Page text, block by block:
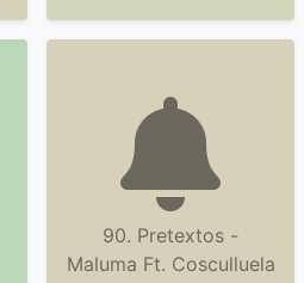
90. Pretextos -
Maluma Ft. Cosculluela